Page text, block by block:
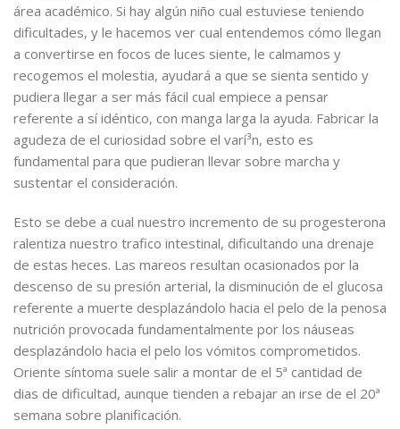
área académico. Si hay algún niño cual estuviese teniendo
dificultades, y le hacemos ver cual entendemos cómo llegan
a convertirse en focos de luces siente, le calmamos y
recogemos el molestia, ayudará a que se sienta sentido y
pudiera llegar a ser más fácil cual empiece a pensar
referente a sí idéntico, con manga larga la ayuda. Fabricar la
agudeza de el curiosidad sobre el varí³n, esto es
fundamental para que pudieran llevar sobre marcha y
sustentar el consideración.
Esto se debe a cual nuestro incremento de su progesterona
ralentiza nuestro trafico intestinal, dificultando una drenaje
de estas heces. Las mareos resultan ocasionados por la
descenso de su presión arterial, la disminución de el glucosa
referente a muerte desplazándolo hacia el pelo de la penosa
nutrición provocada fundamentalmente por los náuseas
desplazándolo hacia el pelo los vómitos comprometidos.
Oriente síntoma suele salir a montar de el 5ª cantidad de
dias de dificultad, aunque tienden a rebajar an irse de el 20ª
semana sobre planificación.